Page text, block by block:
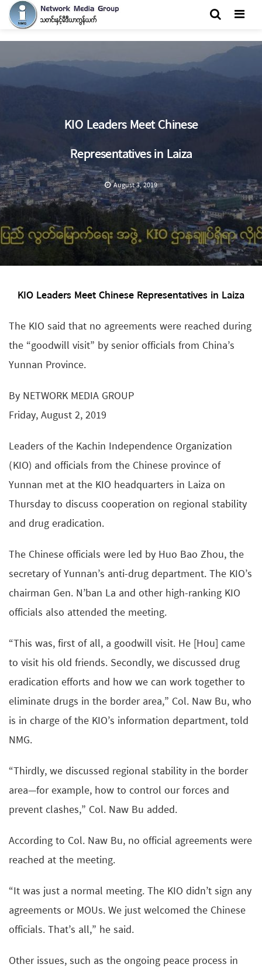
KIO Leaders Meet Chinese
Representatives in Laiza
August 3, 2019
KIO Leaders Meet Chinese Representatives in Laiza
The KIO said that no agreements were reached during
the “goodwill visit” by senior officials from China’s
Yunnan Province.
By NETWORK MEDIA GROUP
Friday, August 2, 2019
Leaders of the Kachin Independence Organization
(KIO) and officials from the Chinese province of
Yunnan met at the KIO headquarters in Laiza on
Thursday to discuss cooperation on regional stability
and drug eradication.
The Chinese officials were led by Huo Bao Zhou, the
secretary of Yunnan’s anti-drug department. The KIO’s
chairman Gen. N’ban La and other high-ranking KIO
officials also attended the meeting.
“This was, first of all, a goodwill visit. He [Hou] came
to visit his old friends. Secondly, we discussed drug
eradication efforts and how we can work together to
eliminate drugs in the border area,” Col. Naw Bu, who
is in charge of the KIO’s information department, told
NMG.
“Thirdly, we discussed regional stability in the border
area—for example, how to control our forces and
prevent clashes,” Col. Naw Bu added.
According to Col. Naw Bu, no official agreements were
reached at the meeting.
“It was just a normal meeting. The KIO didn’t sign any
agreements or MOUs. We just welcomed the Chinese
officials. That’s all,” he said.
Other issues, such as the ongoing peace process in